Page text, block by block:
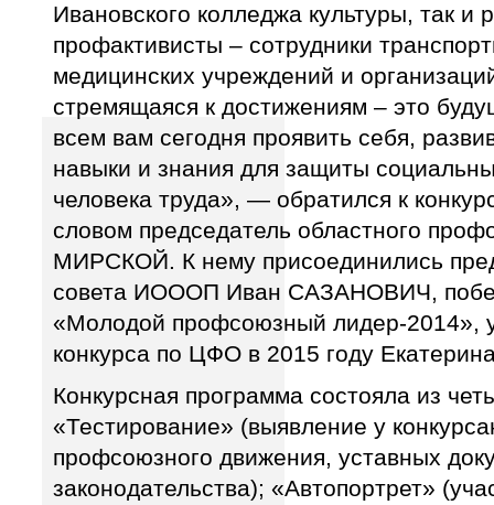
Ивановского колледжа культуры, так и
профактивисты – сотрудники
медицинских учреждений и
стремящаяся к достижениям – это
всем вам сегодня проявить себя,
навыки и знания для защиты
человека труда», — обратился к
словом председатель областного
МИРСКОЙ. К нему присоединились
совета ИОООП Иван САЗАНОВИЧ,
«Молодой профсоюзный лидер-2014»,
конкурса по ЦФО в 2015 году
Конкурсная программа состояла из
«Тестирование» (выявление у
профсоюзного движения, уставных
законодательства); «Автопортрет»